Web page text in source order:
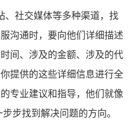
、社交媒体等多种渠道，找
沟通时，要向他们详细描述
间、涉及的金额、涉及的代
提供的这些详细信息进行全
专业建议和指导，他们就像
步找到解决问题的方向。